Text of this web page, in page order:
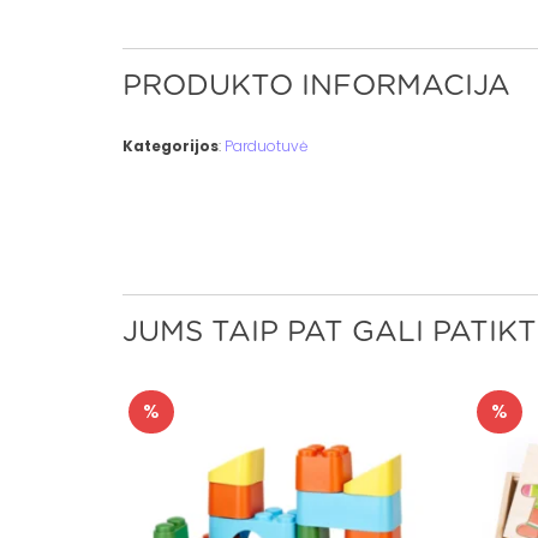
PRODUKTO INFORMACIJA
Kategorijos: Parduotuvė
JUMS TAIP PAT GALI
% %